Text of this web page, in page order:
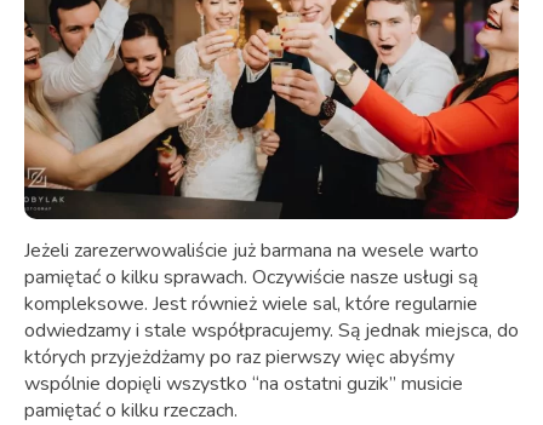
Jeżeli zarezerwowaliście już barmana na wesele warto
pamiętać o kilku sprawach. Oczywiście nasze usługi są
kompleksowe. Jest również wiele sal, które regularnie
odwiedzamy i stale współpracujemy. Są jednak miejsca, do
których przyjeżdżamy po raz pierwszy więc abyśmy
wspólnie dopięli wszystko “na ostatni guzik” musicie
pamiętać o kilku rzeczach.